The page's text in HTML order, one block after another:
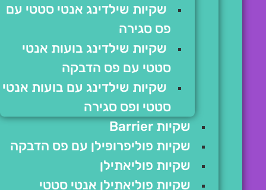
שקיות שילדינג אנטי סטטי עם
פס סגירה
שקיות שילדינג בועות אנטי
סטטי עם פס הדבקה
שקיות שילדינג עם בועות אנטי
סטטי ופס סגירה
שקיות Barrier
שקיות פוליפרופילן עם פס הדבקה
שקיות פוליאתילן
שקיות פוליאתילן אנטי סטטי